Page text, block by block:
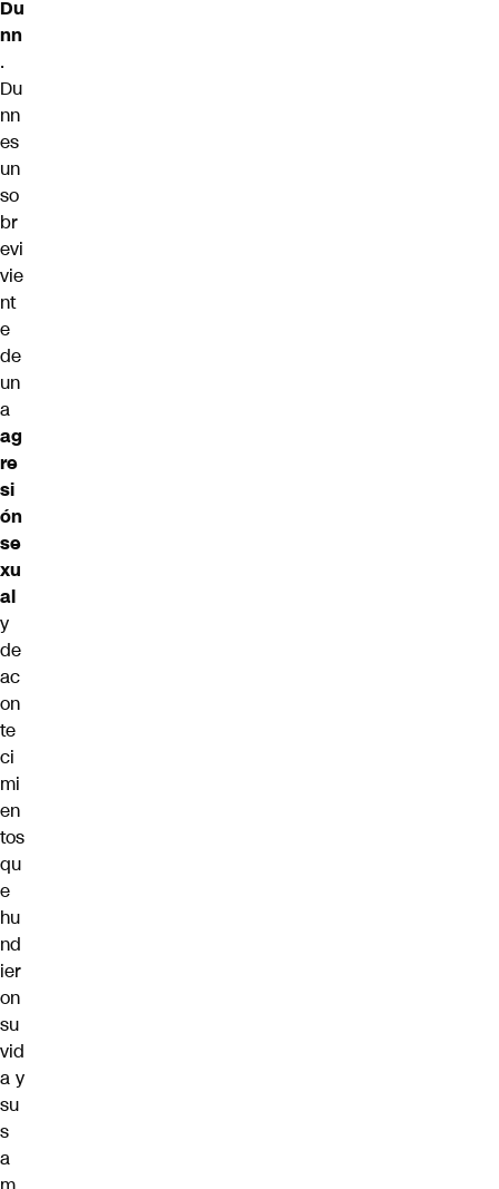
Du
nn
.
Du
nn
es
un
so
br
evi
vie
nt
e
de
un
a
ag
re
si
ón
se
xu
al
y
de
ac
on
te
ci
mi
en
tos
qu
e
hu
nd
ier
on
su
vid
a y
su
s
a